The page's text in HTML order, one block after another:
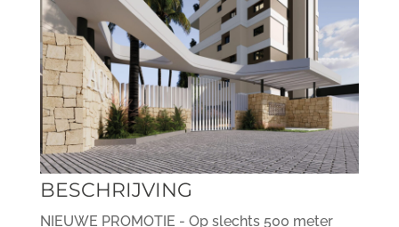
BESCHRIJVING
NIEUWE PROMOTIE - Op slechts 500 meter